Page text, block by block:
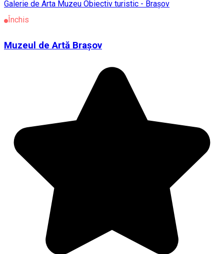
Galerie de Arta Muzeu Obiectiv turistic - Brașov
Închis
Muzeul de Artă Braşov